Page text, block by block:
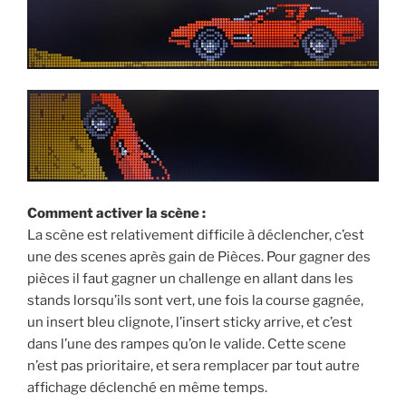
Comment activer la scène :
La scène est relativement difficile à déclencher, c’est
une des scenes après gain de Pièces. Pour gagner des
pièces il faut gagner un challenge en allant dans les
stands lorsqu’ils sont vert, une fois la course gagnée,
un insert bleu clignote, l’insert sticky arrive, et c’est
dans l’une des rampes qu’on le valide. Cette scene
n’est pas prioritaire, et sera remplacer par tout autre
affichage déclenché en même temps.